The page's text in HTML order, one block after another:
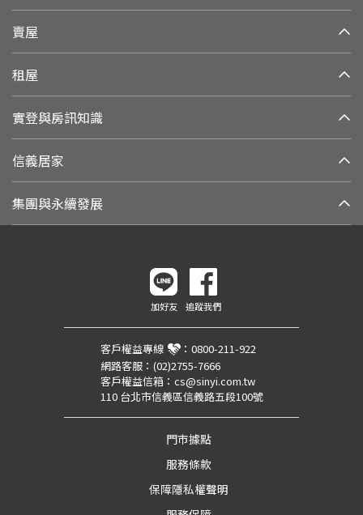
賣屋
租屋
實登與房訊知識
信義居家
集團與永續發展
加好友 追蹤我們
客戶權益專線 ： 0800-211-922
網路客服： (02)2755-7666
客戶權益信箱： cs@sinyi.com.tw
110 台北市信義區信義路五段100號
門市據點
服務條款
保障隱私權聲明